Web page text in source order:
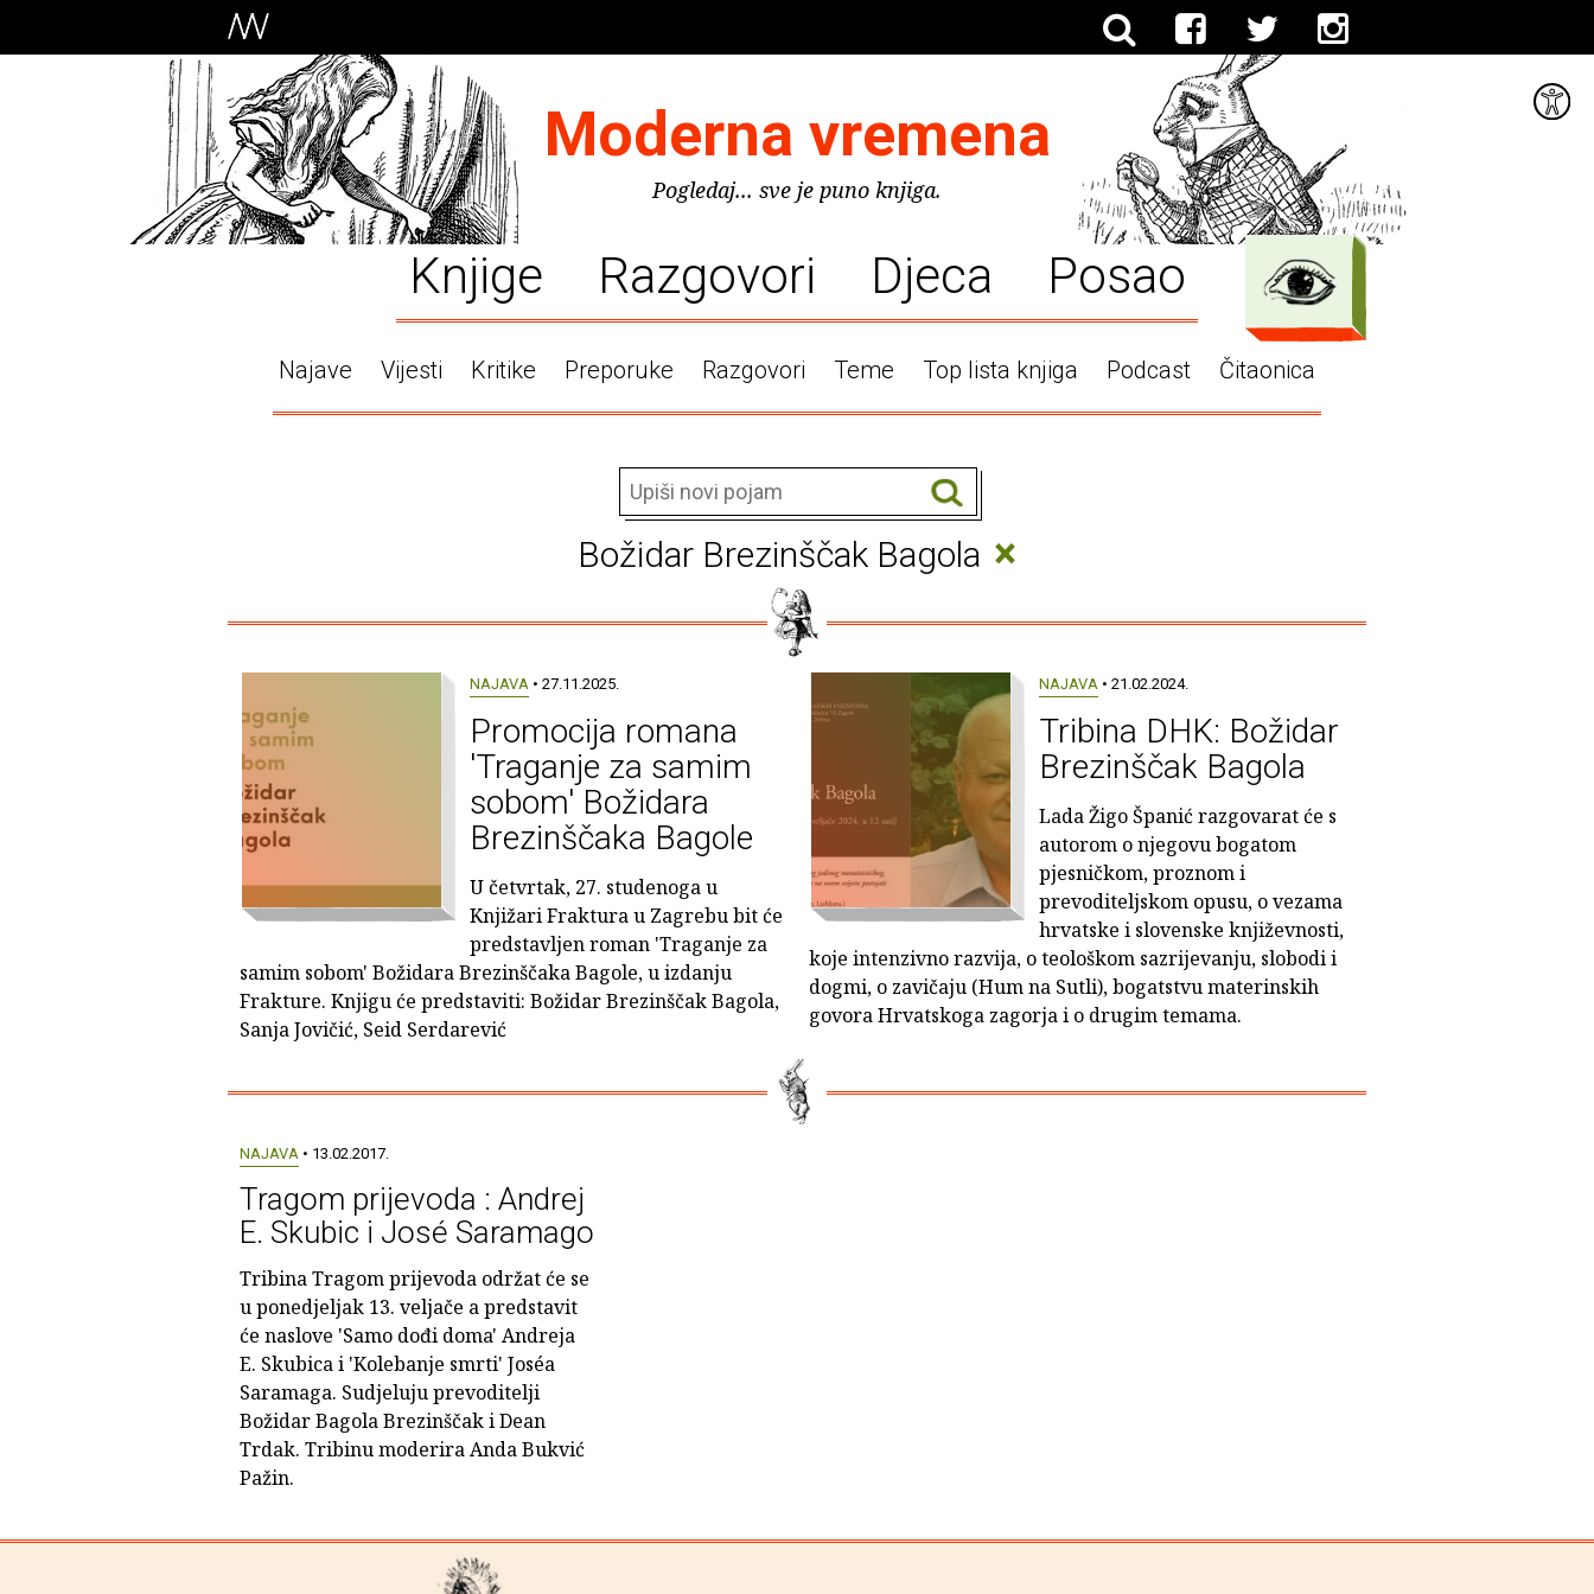
Moderna vremena
Pogledaj... sve je puno knjiga.
Knjige Razgovori Djeca Posao
Najave Vijesti Kritike Preporuke Razgovori Teme Top lista knjiga Podcast Čitaonica
Božidar Brezinščak Bagola ×
NAJAVA • 27.11.2025.
Promocija romana
'Traganje za samim
sobom' Božidara
Brezinščaka Bagole
U četvrtak, 27. studenoga u
Knjižari Fraktura u Zagrebu bit će
predstavljen roman 'Traganje za
samim sobom' Božidara Brezinščaka Bagole, u izdanju
Frakture. Knjigu će predstaviti: Božidar Brezinščak Bagola,
Sanja Jovičić, Seid Serdarević
NAJAVA • 21.02.2024.
Tribina DHK: Božidar
Brezinščak Bagola
Lada Žigo Španić razgovarat će s
autorom o njegovu bogatom
pjesničkom, proznom i
prevoditeljskom opusu, o vezama
hrvatske i slovenske književnosti,
koje intenzivno razvija, o teološkom sazrijevanju, slobodi i
dogmi, o zavičaju (Hum na Sutli), bogatstvu materinskih
govora Hrvatskoga zagorja i o drugim temama.
NAJAVA• 13.02.2017.
Tragom prijevoda : Andrej
E. Skubic i José Saramago
Tribina Tragom prijevoda održat će se
u ponedjeljak 13. veljače a predstavit
će naslove 'Samo dođi doma' Andreja
E. Skubica i 'Kolebanje smrti' Joséa
Saramaga. Sudjeluju prevoditelji
Božidar Bagola Brezinščak i Dean
Trdak. Tribinu moderira Anda Bukvić
Pažin.